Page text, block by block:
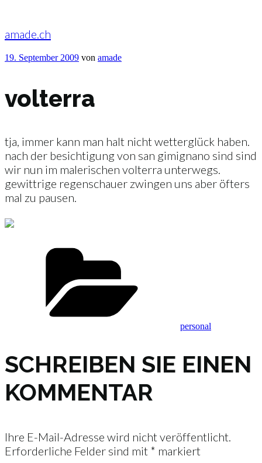
springen
amade.ch
Veröffentlicht
19. September 2009 von amade
volterra
tja, immer kann man halt nicht wetterglück haben.
nach der besichtigung von san gimignano sind sind
wir nun im malerischen volterra unterwegs.
gewittrige regenschauer zwingen uns aber öfters
mal zu pausen.
personal
SCHREIBEN SIE EINEN
KOMMENTAR
Ihre E-Mail-Adresse wird nicht veröffentlicht.
Erforderliche Felder sind mit * markiert